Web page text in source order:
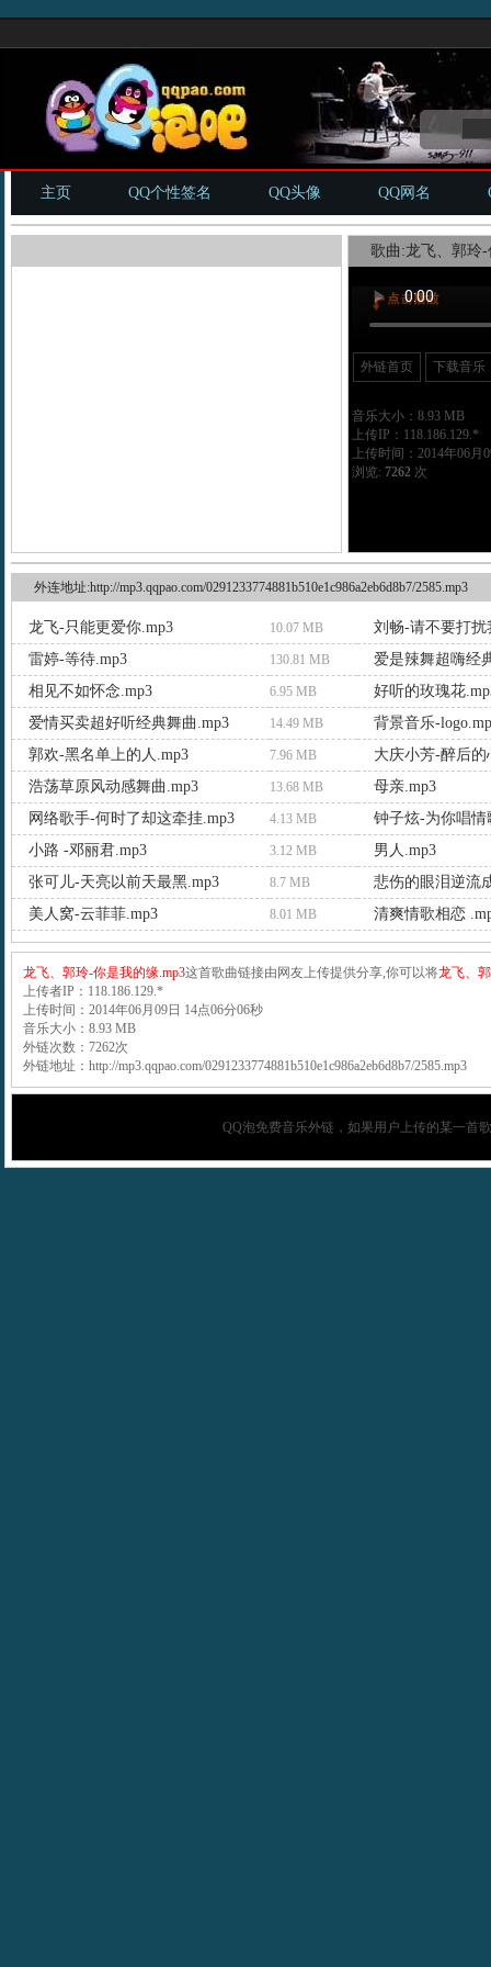
主页 QQ个性签名 QQ头像 QQ网名
歌曲:龙飞、郭玲
外链首页 下载音乐
音乐大小：8.93 MB
上传IP：118.186.129.*
上传时间：2014年06月
浏览: 7262次
外连地址:http://mp3.qqpao.com/0291233774881b510e1c986a2eb6d8b7/2585.mp3
龙飞-只能更爱你.mp3 10.07 MB
刘畅-请不要打扰
雷婷-等待.mp3
130.81 MB
爱是辣舞超嗨经
相见不如怀念.mp3
6.95 MB
好听的玫瑰花
爱情买卖超好听经典舞曲.mp3
14.49 MB
背景音乐-
郭欢-黑名单上的人.mp3
7.96 MB
大庆小芳-醉后的
浩荡草原风动感舞曲.mp3
13.68 MB
母亲.mp3
网络歌手-何时了却这牵挂.mp3
4.13 MB
钟子炫-为你唱情
小路 -邓丽君.mp3
3.12 MB
男人.mp3
张可儿-天亮以前天最黑.mp3
8.7 MB
悲伤的眼泪逆流
美人窝-云菲菲.mp3
8.01 MB 清爽情歌相恋
龙飞、郭玲-你是我的缘.mp3这首歌曲链接由网友上传提供分享,你可以将龙飞、
上传者IP：118.186.129.*
上传时间：2014年06月09日 14点06分06秒
音乐大小：8.93 MB
外链次数：7262次
外链地址：http://mp3.qqpao.com/0291233774881b510e1c986a2eb6d8b7/2585.mp3
QQ泡免费音乐外链，如果用户上传的某一首